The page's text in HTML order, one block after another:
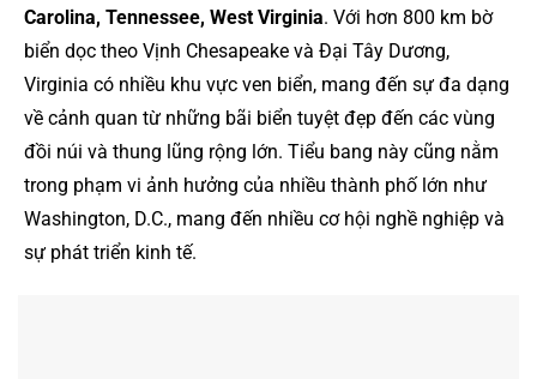
Carolina, Tennessee, West Virginia. Với hơn 800 km bờ
biển dọc theo Vịnh Chesapeake và Đại Tây Dương,
Virginia có nhiều khu vực ven biển, mang đến sự đa dạng
về cảnh quan từ những bãi biển tuyệt đẹp đến các vùng
đồi núi và thung lũng rộng lớn​. Tiểu bang này cũng nằm
trong phạm vi ảnh hưởng của nhiều thành phố lớn như
Washington, D.C., mang đến nhiều cơ hội nghề nghiệp và
sự phát triển kinh tế.